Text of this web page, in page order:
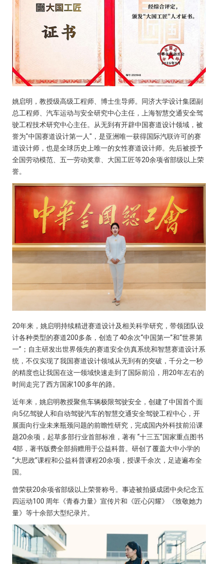
姚启明，教授级高级工程师、博士生导师。同济大学设计集团副
总工程师、汽车运动与安全研究中心主任，上海智慧交通安全驾
驶工程技术研究中心主任。从无到有开辟中国赛道设计领域，被
誉为"中国赛道设计第一人"，是亚洲唯一获得国际汽联许可的赛
道设计师，也是全球历史上唯一的女性赛道设计师。先后被授予
全国劳动模范、五一劳动奖章、大国工匠等20余项省部级以上荣
誉。
20年来，姚启明持续精进赛道设计及相关科学研究，带领团队设
计各种类型的赛道200多条，创造了40余次“中国第一”和“世界第
一”；自主研发出世界领先的赛道安全仿真系统和智慧赛道设计系
统，不仅实现了我国赛道设计领域从无到有的突破，千分之一秒
的精度也让我国在这一领域快速走到了国际前沿，用20年左右的
时间走完了西方国家100多年的路。
近年来，姚启明教授聚焦车辆极限驾驶安全，创建了中国首个面
向5亿驾驶人和自动驾驶汽车的智慧交通安全驾驶工程中心，开
展面向行业未来瓶颈问题的前瞻性研究，完成国内外科技前沿课
题20余项，起草多部行业首部标准，著有 “十三五”国家重点图书
4部，著书版费全部捐赠用于公益科普。研创了覆盖大中小学的
“大思政”课程和公益科普课程20余项，授课千余次，足迹遍布全
国。
曾荣获20余项省部级以上荣誉称号。事迹被拍摄成团中央纪念五
四运动100 周年《青春力量》宣传片和《匠心闪耀》《致敬她力
量》等十余部大型纪录片。